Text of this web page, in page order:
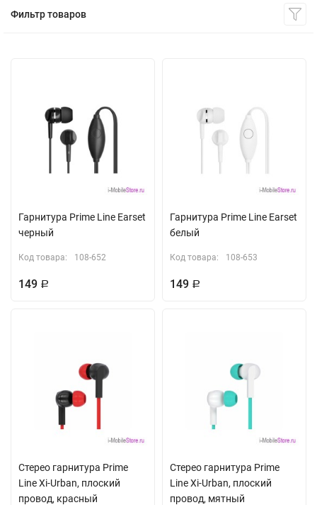
Фильтр товаров
Гарнитура Prime Line Earset
черный
Код товара: 108-652
149 Р
Гарнитура Prime Line Earset
белый
Код товара: 108-653
149 Р
Стерео гарнитура Prime
Line Xi-Urban, плоский
провод, красный
Стерео гарнитура Prime
Line Xi-Urban, плоский
провод, мятный